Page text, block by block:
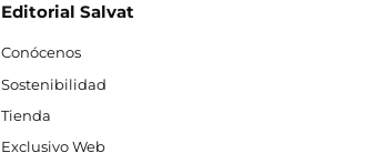
Editorial Salvat
Conócenos
Sostenibilidad
Tienda
Exclusivo Web